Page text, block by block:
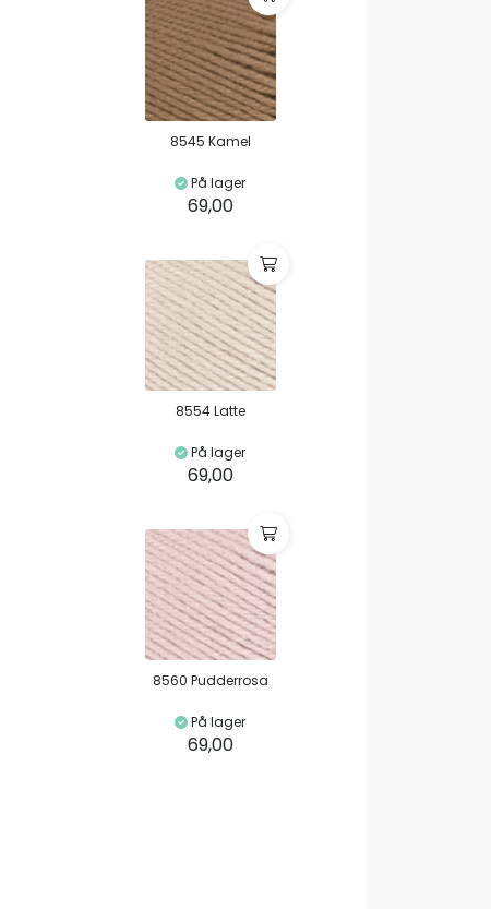
8545 Kamel
På lager
69,00
8554 Latte
På lager
69,00
8560 Pudderrosa
På lager
69,00